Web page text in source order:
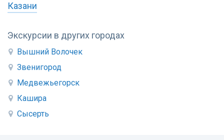
Экскурсии в других городах
Вышний Волочек
Звенигород
Медвежьегорск
Кашира
Сысерть
Казани